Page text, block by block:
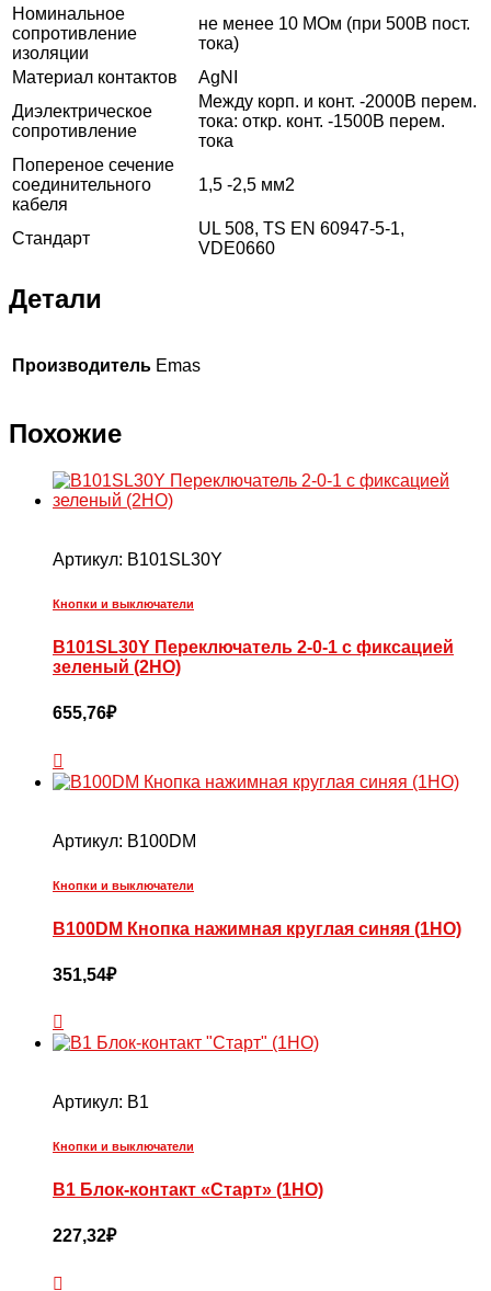
Номинальное
сопротивление
изоляции
не менее 10 МОм (при 500В пост.
тока)
Материал контактов
AgNI
Диэлектрическое
сопротивление
Между корп. и конт. -2000В перем.
тока: откр. конт. -1500В перем.
тока
Попереное сечение
соединительного
кабеля
1,5 -2,5 мм2
Стандарт
UL 508, TS EN 60947-5-1,
VDE0660
Детали
Производитель Emas
Похожие
Артикул: B101SL30Y
Кнопки и выключатели
B101SL30Y Переключатель 2-0-1 с фиксацией
зеленый (2НО)
655,76₽
Артикул: B100DM
Кнопки и выключатели
B100DM Кнопка нажимная круглая синяя (1НО)
351,54₽
Артикул: B1
Кнопки и выключатели
B1 Блок-контакт «Старт» (1НО)
227,32₽